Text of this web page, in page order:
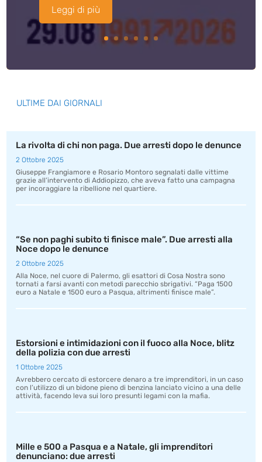
Leggi di più
ULTIME DAI GIORNALI
La rivolta di chi non paga. Due arresti dopo le denunce
2 Ottobre 2025
Giuseppe Frangiamore e Rosario Montoro segnalati dalle vittime
grazie all’intervento di Addiopizzo, che aveva fatto una campagna
per incoraggiare la ribellione nel quartiere.
“Se non paghi subito ti finisce male”. Due arresti alla
Noce dopo le denunce
2 Ottobre 2025
Alla Noce, nel cuore di Palermo, gli esattori di Cosa Nostra sono
tornati a farsi avanti con metodi parecchio sbrigativi. “Paga 1500
euro a Natale e 1500 euro a Pasqua, altrimenti finisce male”.
Estorsioni e intimidazioni con il fuoco alla Noce, blitz
della polizia con due arresti
1 Ottobre 2025
Avrebbero cercato di estorcere denaro a tre imprenditori, in un caso
con l’utilizzo di un bidone pieno di benzina lanciato vicino a una delle
attività, facendo leva sui loro presunti legami con la mafia.
Mille e 500 a Pasqua e a Natale, gli imprenditori
denunciano: due arresti